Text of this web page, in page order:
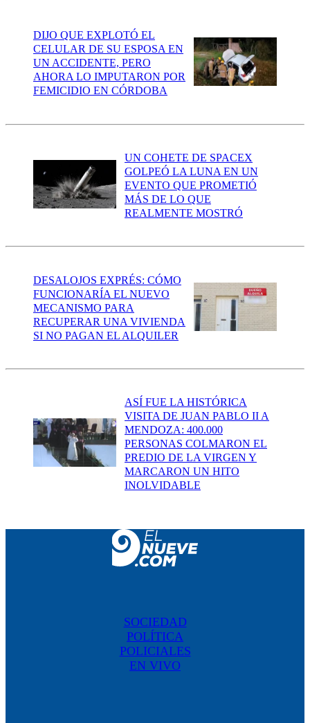
DIJO QUE EXPLOTÓ EL
CELULAR DE SU ESPOSA EN
UN ACCIDENTE, PERO
AHORA LO IMPUTARON POR
FEMICIDIO EN CÓRDOBA
UN COHETE DE SPACEX
GOLPEÓ LA LUNA EN UN
EVENTO QUE PROMETIÓ
MÁS DE LO QUE
REALMENTE MOSTRÓ
DESALOJOS EXPRÉS: CÓMO
FUNCIONARÍA EL NUEVO
MECANISMO PARA
RECUPERAR UNA VIVIENDA
SI NO PAGAN EL ALQUILER
ASÍ FUE LA HISTÓRICA
VISITA DE JUAN PABLO II A
MENDOZA: 400.000
PERSONAS COLMARON EL
PREDIO DE LA VIRGEN Y
MARCARON UN HITO
INOLVIDABLE
SOCIEDAD
POLÍTICA
POLICIALES
EN VIVO